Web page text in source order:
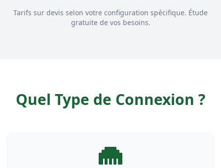
Tarifs sur devis selon votre configuration spécifique. Étude
gratuite de vos besoins.
Quel Type de Connexion ?